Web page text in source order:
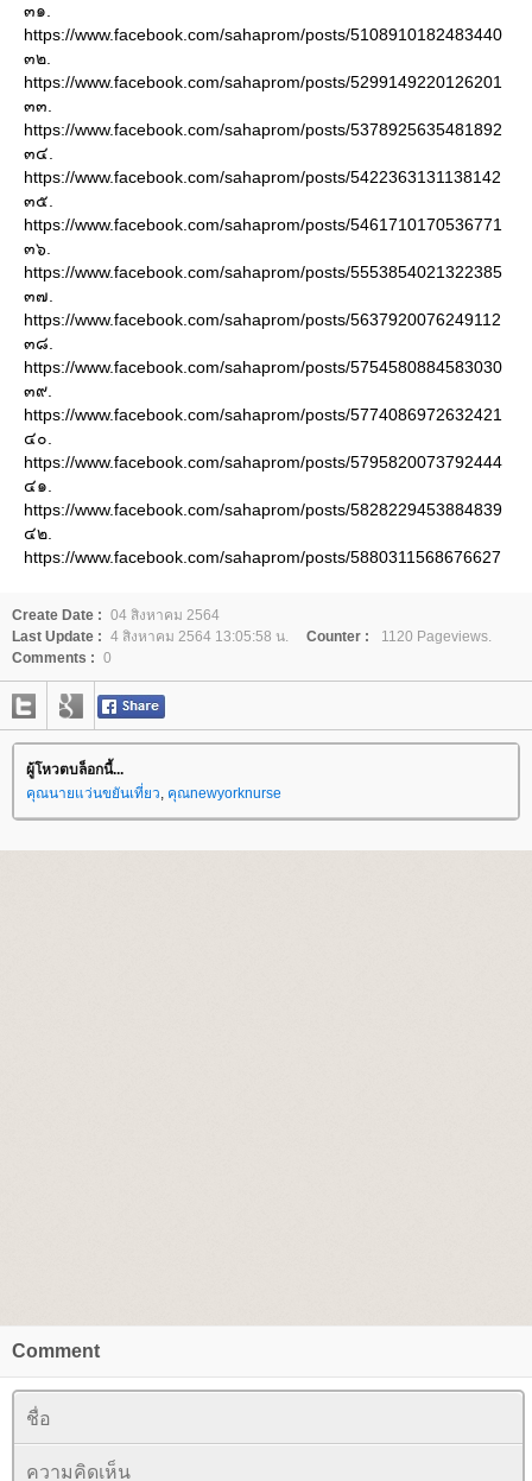
๓๑.
https://www.facebook.com/sahaprom/posts/5108910182483440
๓๒.
https://www.facebook.com/sahaprom/posts/5299149220126201
๓๓.
https://www.facebook.com/sahaprom/posts/5378925635481892
๓๔.
https://www.facebook.com/sahaprom/posts/5422363131138142
๓๕.
https://www.facebook.com/sahaprom/posts/5461710170536771
๓๖.
https://www.facebook.com/sahaprom/posts/5553854021322385
๓๗.
https://www.facebook.com/sahaprom/posts/5637920076249112
๓๘.
https://www.facebook.com/sahaprom/posts/5754580884583030
๓๙.
https://www.facebook.com/sahaprom/posts/5774086972632421
๔๐.
https://www.facebook.com/sahaprom/posts/5795820073792444
๔๑.
https://www.facebook.com/sahaprom/posts/5828229453884839
๔๒.
https://www.facebook.com/sahaprom/posts/5880311568676627
Create Date : 04 สิงหาคม 2564
Last Update : 4 สิงหาคม 2564 13:05:58 น. Counter :
1120 Pageviews.
Comments : 0
ผู้โหวตบล็อกนี้...
คุณนายแว่นขยันเที่ยว, คุณnewyorknurse
Comment